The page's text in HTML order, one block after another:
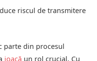
riscul de transmitere
parte din procesul
joacă un rol crucial. Cu